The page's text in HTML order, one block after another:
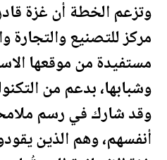
وتزعم الخطة أن غزة
مركز للتصنيع والتجارة
مستفيدة من موقعها
وشبابها، بدعم من
وقد شارك في رسم
أنفسهم، وهم الذين